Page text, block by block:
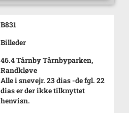
B831
Billeder
46.4 Tårnby Tårnbyparken,
Randkløve
Alle i snevejr. 23 dias -de fgl. 22
dias er der ikke tilknyttet
henvisn.